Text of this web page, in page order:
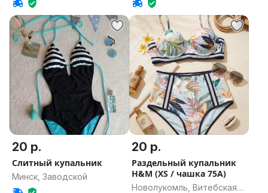
20 р.
Слитный купальник
Минск, Заводской
20 р.
Раздельный купальник
H&M (XS / чашка 75А)
Новолукомль, Витебская